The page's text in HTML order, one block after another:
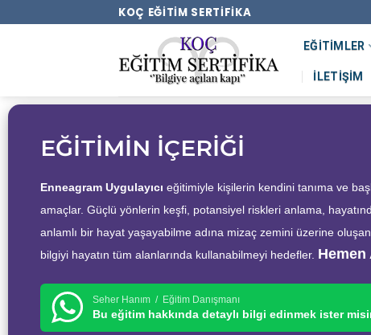
KOÇ EĞITIM SERTIFIKA
EĞITIMLER
İLETIŞIM
EĞİTİMİN İÇERİĞİ
Enneagram Uygulayıcı eğitimiyle kişilerin kendini tanıma ve
amaçlar. Güçlü yönlerin keşfi, potansiyel riskleri anlama,
anlamlı bir hayat yaşayabilme adına mizaç zemini üzerine
bilgiyi hayatın tüm alanlarında kullanabilmeyi hedefler. Hemen
Seher Hanım / Eğitim Danışmanı
Bu eğitim hakkında detaylı bilgi edinmek ister